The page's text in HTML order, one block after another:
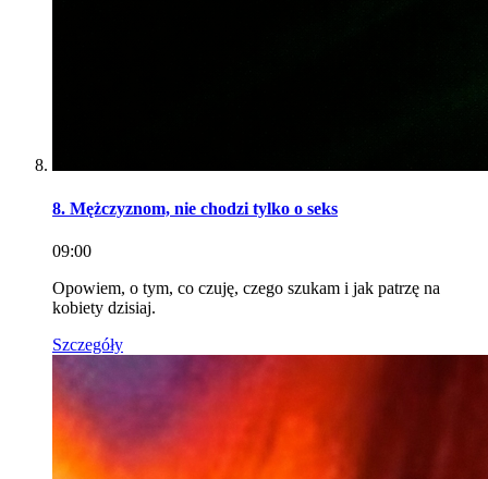
8. Mężczyznom, nie chodzi tylko o seks
09:00
Opowiem, o tym, co czuję, czego szukam i jak patrzę na
kobiety dzisiaj.
Szczegóły